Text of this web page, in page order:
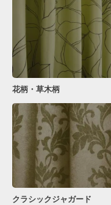
花柄・草木柄
クラシックジャガード